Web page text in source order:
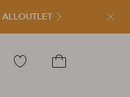
ALLOUTLET Luk
Gå